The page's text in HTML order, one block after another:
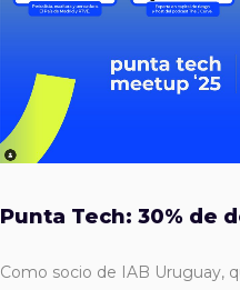
Punta Tech: 30% de
Como socio de IAB Uruguay,